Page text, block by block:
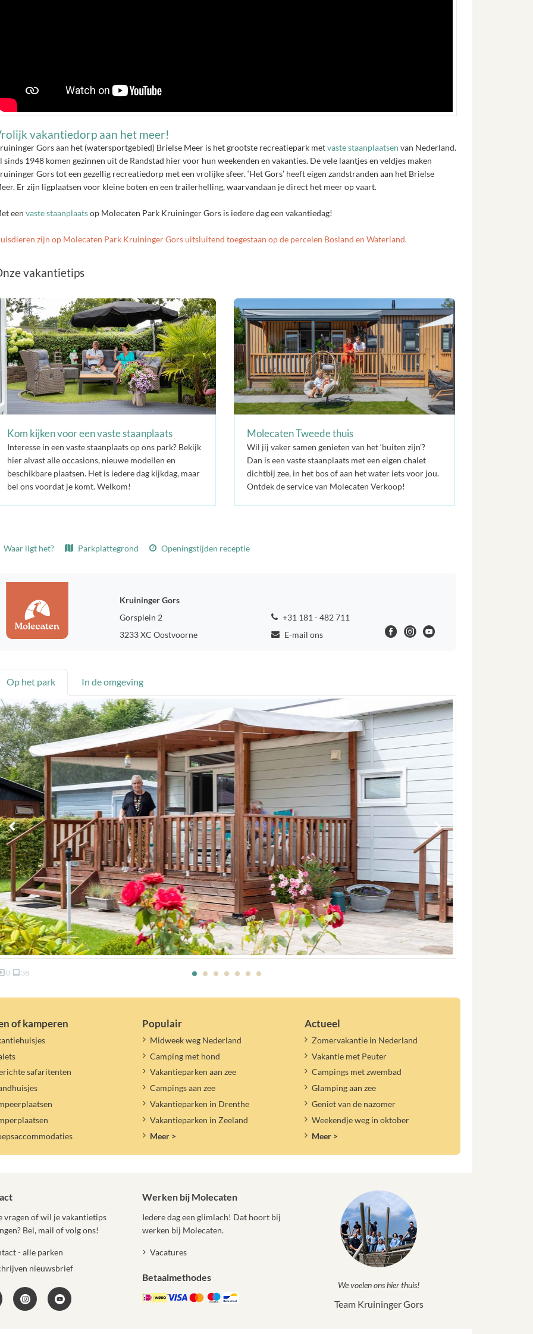
vakantiedorp aan het meer!
Gors aan het (watersportgebied) Brielse Meer is het grootste recreatiepark metvaste staanplaatsen van Nederland.
sinds 1948 komen gezinnen uit de Randstad hier voor hun weekenden en vakanties. De vele laantjes en veldjes maken
Gors tot een gezellig recreatiedorp met een vrolijke sfeer. ‘Het Gors’ heeft eigen zandstranden aan het Brielse
Er zijn ligplaatsen voor kleine boten en een trailerhelling, waarvandaan je direct het meer op vaart.
een vaste staanplaatsop Molecaten Park Kruininger Gors is iedere dag een vakantiedag!
zijn op Molecaten Park Kruininger Gors uitsluitend toegestaan op de percelen Bosland en Waterland.
vakantietips
Kom kijken voor een vaste staanplaats
Interesse in een vaste staanplaats op ons park? Bekijk
hier alvast alle occasions, nieuwe modellen en
beschikbare plaatsen. Het is iedere dag kijkdag, maar
bel ons voordat je komt. Welkom!
Molecaten Tweede thuis
Wil jij vaker samen genieten van het ‘buiten zijn’?
Dan is een vaste staanplaats met een eigen chalet
dichtbij zee, in het bos of aan het water iets voor jou.
Ontdek de service van Molecaten Verkoop!
Waar ligt het? Parkplattegrond Openingstijden receptie
Kruininger Gors
Gorsplein 2
3233 XC Oostvoorne
+31 181 - 482 711
E-mail ons
Op het park In de omgeving
0 38
of kamperen
safaritenten
Populair
Midweek weg Nederland
Camping met hond
Vakantieparken aan zee
Campings aan zee
Vakantieparken in Drenthe
Vakantieparken in Zeeland
Meer >
Actueel
Zomervakantie in Nederland
Vakantie met Peuter
Campings met zwembad
Glamping aan zee
Geniet van de nazomer
Weekendje weg in oktober
Meer >
vragen of wil je vakantietips
Bel, mail of volg ons!
- alle parken
nieuwsbrief
Werken bij Molecaten
Iedere dag een glimlach! Dat hoort bij
werken bij Molecaten.
Vacatures
Betaalmethodes
We voelen ons hier thuis!
Team Kruininger Gors